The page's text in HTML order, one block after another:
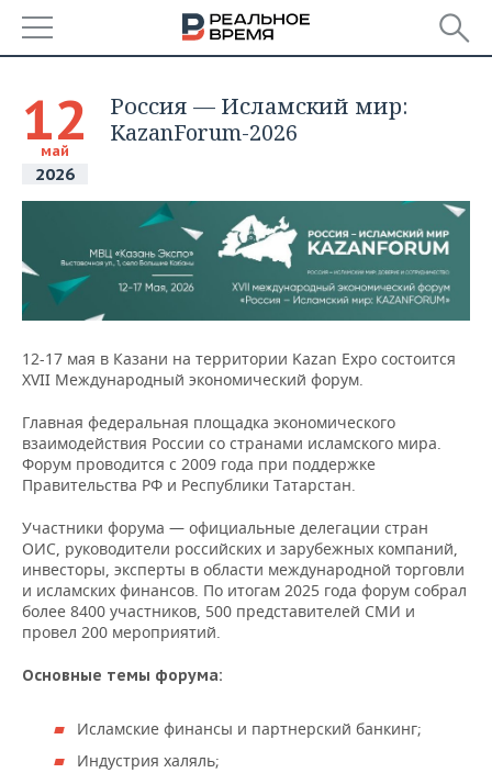
БАШКОРТОСТАН
ТАТАРСТАН
НОВОСТИ
АНАЛИТИКА
НОВОСТИ АНАЛИТИКИ
ДЕКЛАРАЦИИ О ДОХОДАХ
ВУЗЫ ТАТАРСТАНА
КОМУ ПРИНАДЛЕЖАТ
ТОРГОВЫЕ ЦЕНТРЫ
ТАТАРСТАНА
НОВОСТИ ЭКОНОМИКИ
БАНКИ
БЮДЖЕТ
ИНВЕСТИЦИИ
ПРОМЫШЛЕННОСТЬ
МАШИНОСТРОЕНИЕ
НЕФТЕХИМИЯ
НЕФТЬ
ОПК
НОВОСТИ НЕДВИЖИМОСТИ
АВТО
НОВОСТИ АВТО
БИЗНЕС
НОВОСТИ БИЗНЕСА
РОЗНИЧНАЯ ТОРГОВЛЯ
ТРАНСПОРТ
УСЛУГИ
ТЕХНОЛОГИИ
НОВОСТИ ТЕХНОЛОГИЙ
IT
МЕДИА
ТЕЛЕКОММУНИКАЦИИ
МЕРОПРИЯТИЯ
НОВОСТИ МЕРОПРИЯТИЙ
ВЫЕЗДНАЯ РЕДАКЦИЯ
БИЗНЕС-БРАНЧИ
ONLINE-КОНФЕРЕНЦИИ
СПОРТ
НОВОСТИ СПОРТА
ФУТБОЛ
ХОККЕЙ
ОБЩЕСТВО
НОВОСТИ ОБЩЕСТВА
ВЛАСТЬ
ФОТОГАЛЕРЕЯ
СЮЖЕТЫ
12
май
2026
Россия — Исламский мир:
KazanForum-2026
12-17 мая в Казани на территории Kazan Expo состоится
XVII Международный экономический форум.
Главная федеральная площадка экономического
взаимодействия России со странами исламского мира.
Форум проводится с 2009 года при поддержке
Правительства РФ и Республики Татарстан.
Участники форума — официальные делегации стран
ОИС, руководители российских и зарубежных компаний,
инвесторы, эксперты в области международной торговли
и исламских финансов. По итогам 2025 года форум собрал
более 8400 участников, 500 представителей СМИ и
провел 200 мероприятий.
Основные темы форума:
Исламские финансы и партнерский банкинг;
Индустрия халяль;